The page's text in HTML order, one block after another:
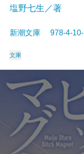
塩野七生／著
新潮文庫 978-4-
文庫